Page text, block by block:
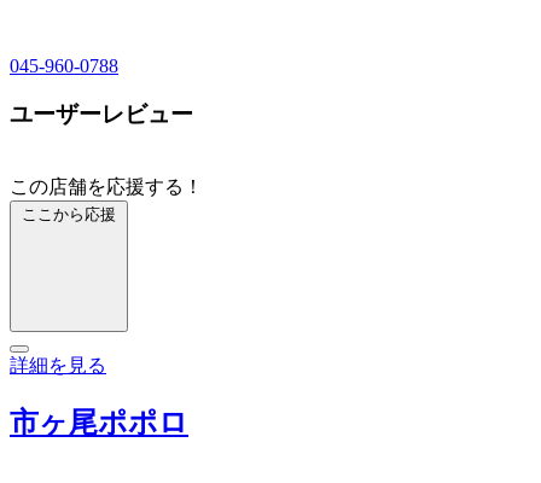
045-960-0788
ユーザーレビュー
この店舗を応援する！
ここから応援
詳細を見る
市ヶ尾ポポロ